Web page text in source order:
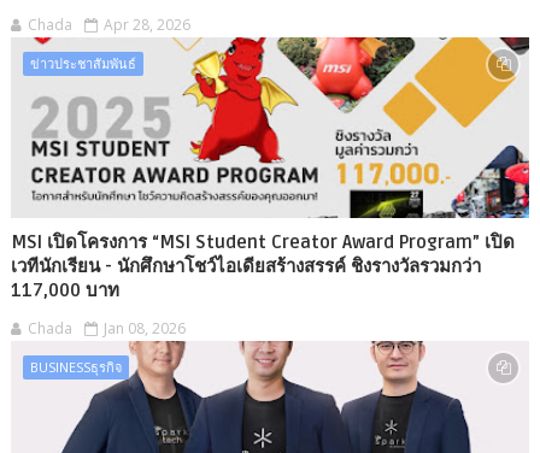
Chada Apr 28, 2026
ข่าวประชาสัมพันธ์
MSI เปิดโครงการ “MSI Student Creator Award Program” เปิด
เวทีนักเรียน - นักศึกษาโชว์ไอเดียสร้างสรรค์ ชิงรางวัลรวมกว่า
117,000 บาท
Chada Jan 08, 2026
BUSINESSธุรกิจ